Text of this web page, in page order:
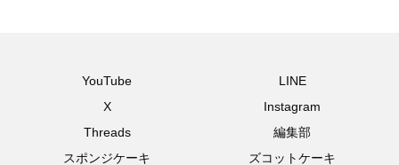
YouTube
LINE
X
Instagram
Threads
編集部
スポンジケーキ
ズコットケーキ